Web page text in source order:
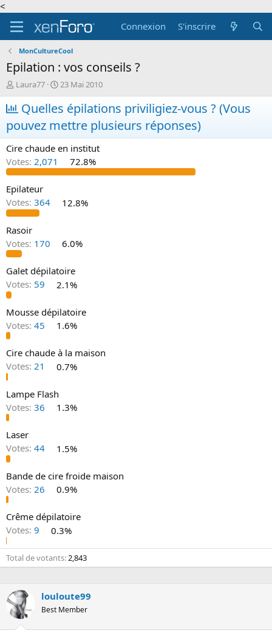
<
Connexion
S'inscrire
MonCultureCool
Epilation : vos conseils ?
A
u
t
e
u
r
d
e
l
d
i
s
u
s
s
i
o
n
Laura77
D
a
t
e
d
e
d
b
23 Mai 2010
Quelles épilations priviligiez-vous ? (Vous
pouvez mettre plusieurs réponses)
Cire chaude en institut
Votes: 2,071 72.8%
Epilateur
Votes: 364 12.8%
Rasoir
Votes: 170 6.0%
Galet dépilatoire
Votes: 59 2.1%
Mousse dépilatoire
Votes: 45 1.6%
Cire chaude à la maison
Votes: 21 0.7%
Lampe Flash
Votes: 36 1.3%
Laser
Votes: 44 1.5%
Bande de cire froide maison
Votes: 26 0.9%
Crême dépilatoire
Votes: 9 0.3%
Total de votants 2,843
louloute99
Best Member